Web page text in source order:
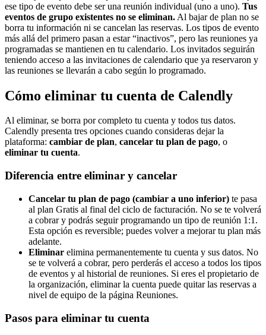
ese tipo de evento debe ser una reunión individual (uno a uno). Tus
eventos de grupo existentes no se eliminan. Al bajar de plan no se
borra tu información ni se cancelan las reservas. Los tipos de evento
más allá del primero pasan a estar “inactivos”, pero las reuniones ya
programadas se mantienen en tu calendario. Los invitados seguirán
teniendo acceso a las invitaciones de calendario que ya reservaron y
las reuniones se llevarán a cabo según lo programado.
Cómo eliminar tu cuenta de Calendly
Al eliminar, se borra por completo tu cuenta y todos tus datos.
Calendly presenta tres opciones cuando consideras dejar la
plataforma: cambiar de plan, cancelar tu plan de pago, o
eliminar tu cuenta.
Diferencia entre eliminar y cancelar
Cancelar tu plan de pago (cambiar a uno inferior) te pasa
al plan Gratis al final del ciclo de facturación. No se te volverá
a cobrar y podrás seguir programando un tipo de reunión 1:1.
Esta opción es reversible; puedes volver a mejorar tu plan más
adelante.
Eliminar elimina permanentemente tu cuenta y sus datos. No
se te volverá a cobrar, pero perderás el acceso a todos los tipos
de eventos y al historial de reuniones. Si eres el propietario de
la organización, eliminar la cuenta puede quitar las reservas a
nivel de equipo de la página Reuniones.
Pasos para eliminar tu cuenta